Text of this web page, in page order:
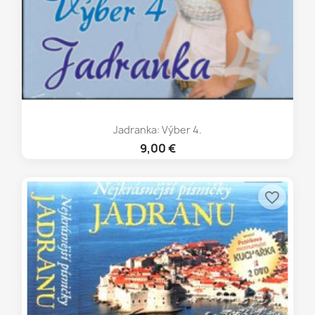
Jadranka: Výber 4.
9,00 €
favorite_border